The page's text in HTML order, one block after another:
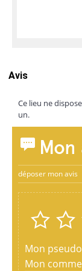
Avis
Ce lieu ne
un.
Mon
déposer mon avis
Mon
Mon